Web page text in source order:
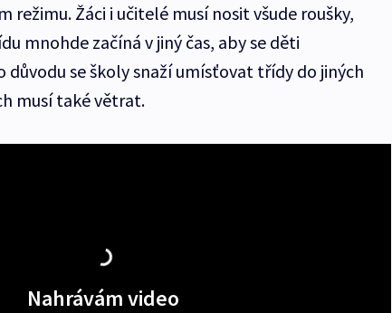
režimu. Žáci i učitelé musí nosit všude roušky,
mnohde začíná v jiný čas, aby se děti
důvodu se školy snaží umísťovat třídy do jiných
musí také větrat.
Nahrávám video